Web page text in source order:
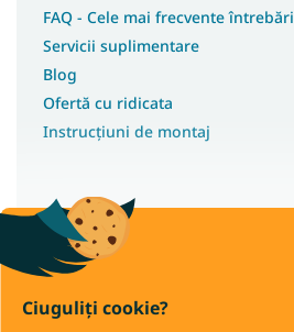
Ciuguliți cookie?
FAQ - Cele mai frecvente întrebări
Servicii suplimentare
Blog
Ofertă cu ridicata
Instrucțiuni de montaj
Drepturi de autor 2026
. Toate drepturile rezervate.
Editați setările cookie-urilor